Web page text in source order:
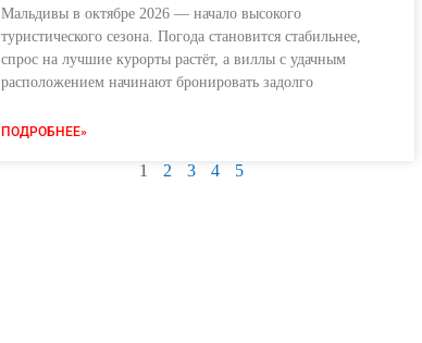
Мальдивы в октябре 2026 — начало высокого
туристического сезона. Погода становится стабильнее,
спрос на лучшие курорты растёт, а виллы с удачным
расположением начинают бронировать задолго
ПОДРОБНЕЕ»
1 2 3 4 5